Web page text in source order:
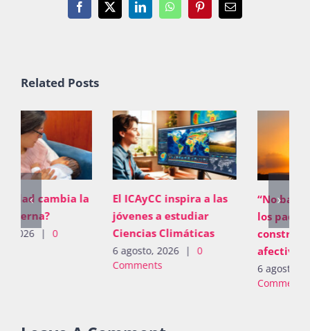
Facebook
X LinkedInWhatsAppPinterestEmail
Related Posts
El ICAyCC inspira a las
jóvenes a estudiar
Ciencias Climáticas
“No basta con proveer;
los padres deben
construir vínculos
afectivos”